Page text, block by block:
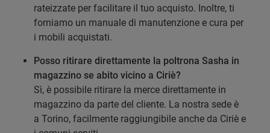
rateizzate per facilitare il tuo acquisto. Inoltre, ti
forniamo un manuale di manutenzione e cura per
i mobili acquistati.
Posso ritirare direttamente la poltrona Sasha in
magazzino se abito vicino a Ciriè?
Sì, è possibile ritirare la merce direttamente in
magazzino da parte del cliente. La nostra sede è
a Torino, facilmente raggiungibile anche da Ciriè e